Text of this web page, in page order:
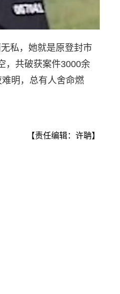
私，她就是原登封市
，共破获案件3000余
明，总有人舍命燃
【责任编辑：许聃】